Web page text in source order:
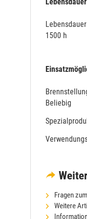
Lebensdauer
1500 h
Beliebig
Fragen
Weitere